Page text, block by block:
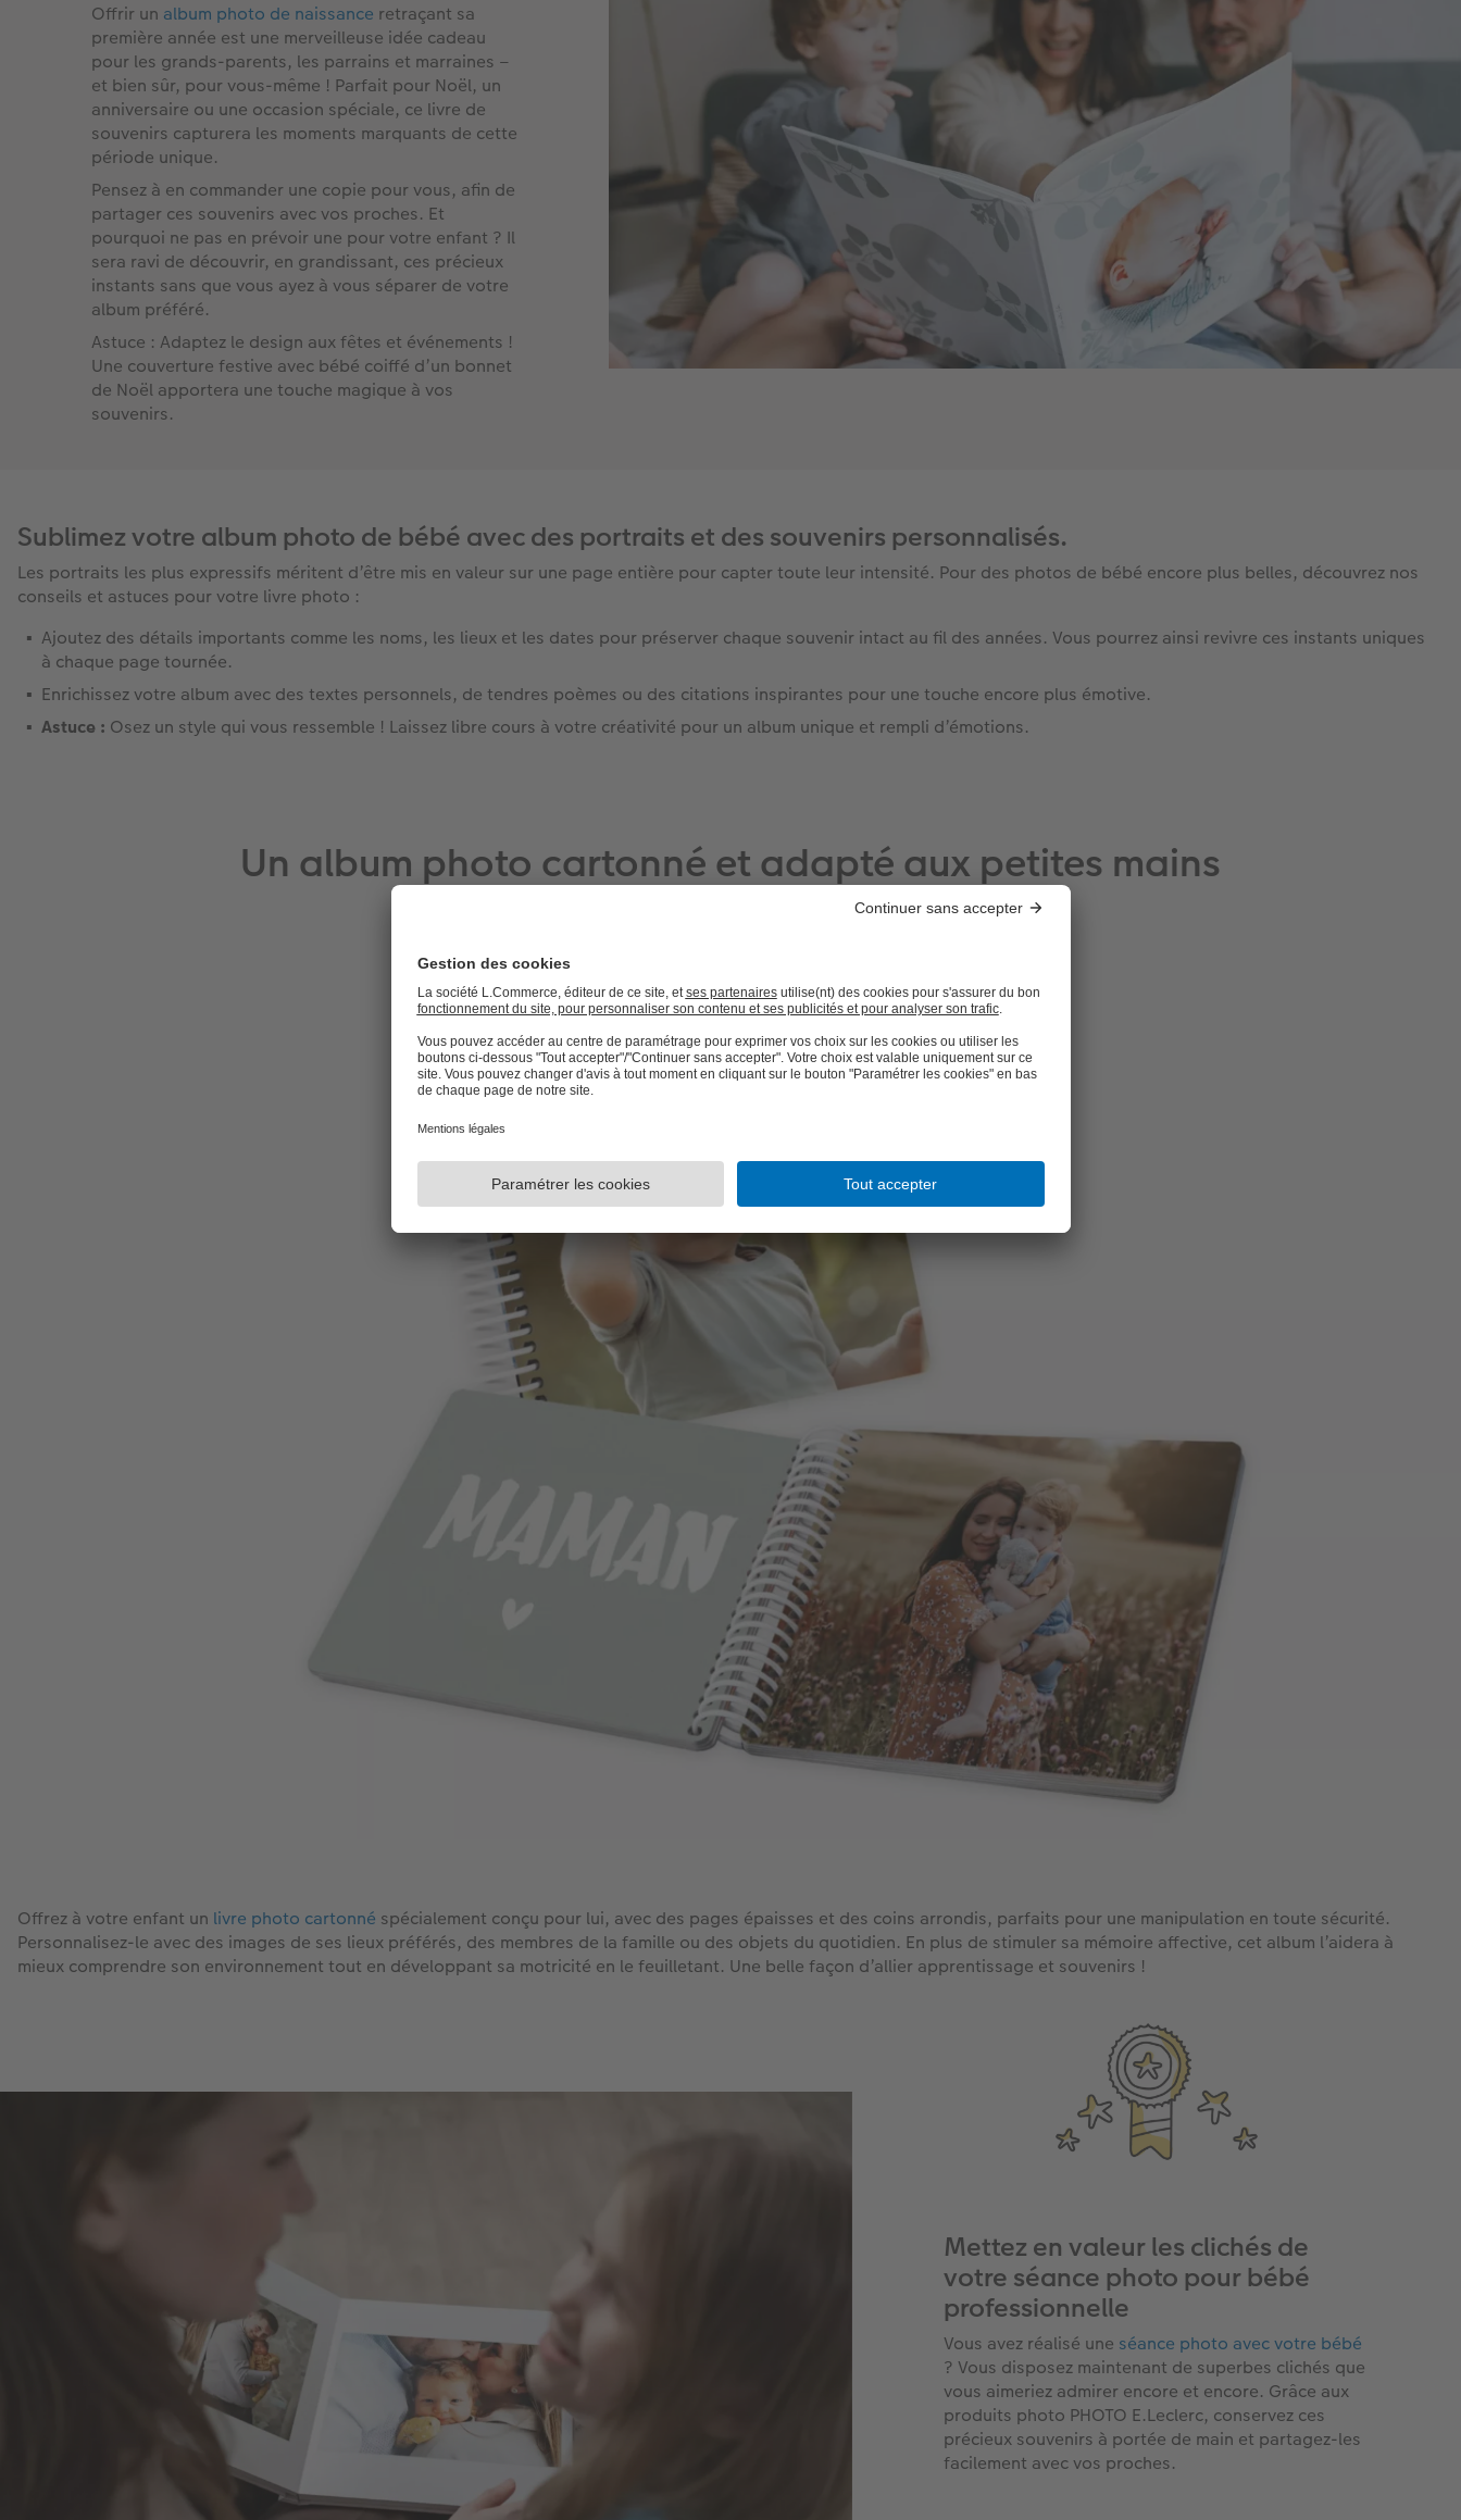
Offrir un album photo de naissance retraçant sa
première année est une merveilleuse idée cadeau
pour les grands-parents, les parrains et marraines –
et bien sûr, pour vous-même ! Parfait pour Noël, un
anniversaire ou une occasion spéciale, ce livre de
souvenirs capturera les moments marquants de cette
période unique.
Pensez à en commander une copie pour vous, afin de
partager ces souvenirs avec vos proches. Et
pourquoi ne pas en prévoir une pour votre enfant ? Il
sera ravi de découvrir, en grandissant, ces précieux
instants sans que vous ayez à vous séparer de votre
album préféré.
Astuce : Adaptez le design aux fêtes et événements !
Une couverture festive avec bébé coiffé d’un bonnet
de Noël apportera une touche magique à vos
souvenirs.
Sublimez votre album photo de bébé avec des portraits et des souvenirs personnalisés.
Les portraits les plus expressifs méritent d’être mis en valeur sur une page entière pour capter toute leur intensité. Pour des photos de bébé encore plus belles, découvrez nos
conseils et astuces pour votre livre photo :
Ajoutez des détails importants comme les noms, les lieux et les dates pour préserver chaque souvenir intact au fil des années. Vous pourrez ainsi revivre ces instants uniques
à chaque page tournée.
Enrichissez votre album avec des textes personnels, de tendres poèmes ou des citations inspirantes pour une touche encore plus émotive.
Astuce : Osez un style qui vous ressemble ! Laissez libre cours à votre créativité pour un album unique et rempli d’émotions.
Un album photo cartonné et adapté aux petites mains
Offrez à votre enfant un livre photo cartonné spécialement conçu pour lui, avec des pages épaisses et des coins arrondis, parfaits pour une manipulation en toute sécurité.
Personnalisez-le avec des images de ses lieux préférés, des membres de la famille ou des objets du quotidien. En plus de stimuler sa mémoire affective, cet album l’aidera à
mieux comprendre son environnement tout en développant sa motricité en le feuilletant. Une belle façon d’allier apprentissage et souvenirs !
Mettez en valeur les clichés de
votre séance photo pour bébé
professionnelle
Vous avez réalisé une séance photo avec votre bébé
? Vous disposez maintenant de superbes clichés que
vous aimeriez admirer encore et encore. Grâce aux
produits photo PHOTO E.Leclerc, conservez ces
précieux souvenirs à portée de main et partagez-les
facilement avec vos proches.